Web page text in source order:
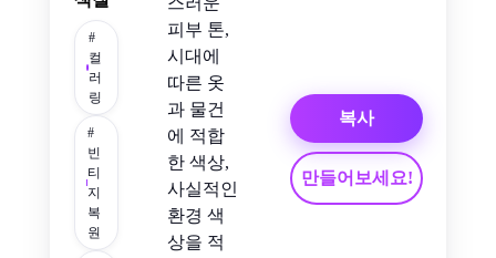
#
컬
러
링
#
빈
티
지
복
원
피부 톤,
시대에
따른 옷
과 물건
에 적합
한 색상,
사실적인
환경 색
상을 적
복사
만들어보세요!